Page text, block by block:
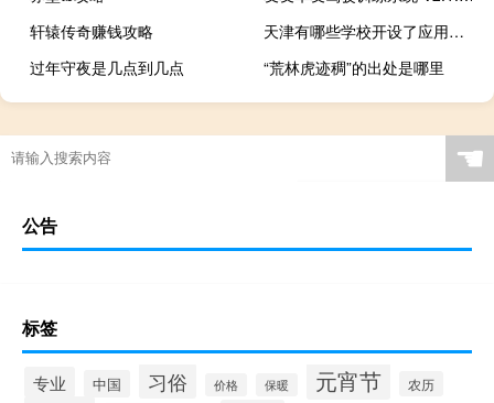
轩辕传奇赚钱攻略
天津有哪些学校开设了应用气象学专业
过年守夜是几点到几点
“荒林虎迹稠”的出处是哪里
☚
公告
标签
专业 中国 习俗 价格 保暖 元宵节 农历